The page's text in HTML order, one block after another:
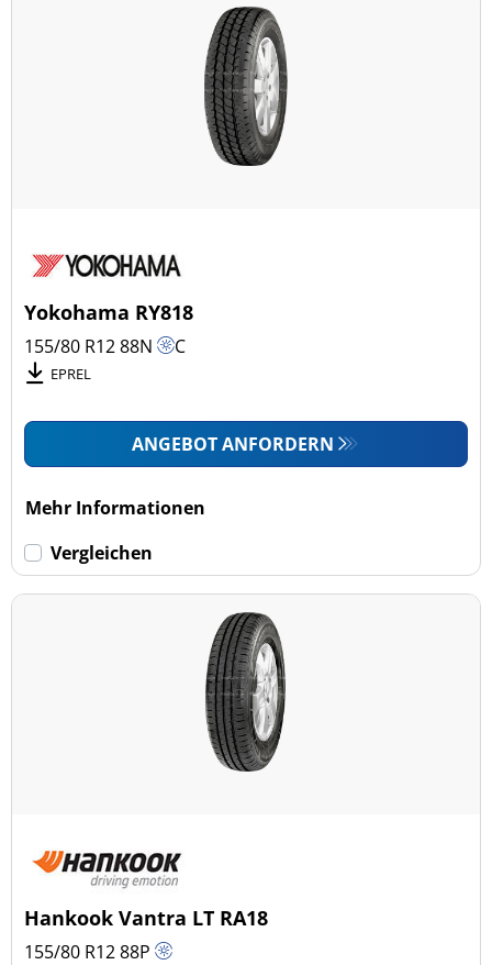
Yokohama RY818
155/80 R1288N C
EPREL
ANGEBOT ANFORDERN
Mehr Informationen
Vergleichen
Hankook Vantra LT RA18
155/80 R1288P